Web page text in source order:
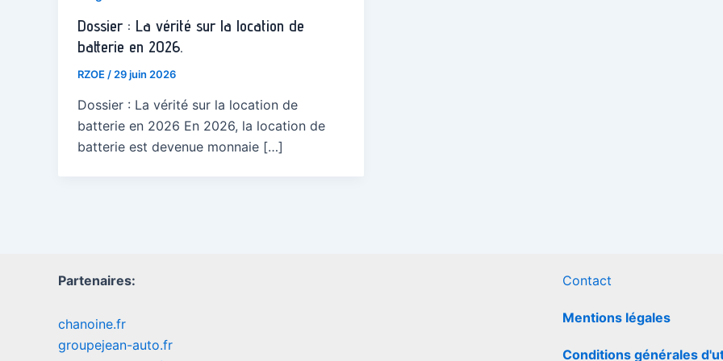
Dossier : La vérité sur la location de
batterie en 2026.
RZOE / 29 juin 2026
Dossier : La vérité sur la location de
batterie en 2026 En 2026, la location de
batterie est devenue monnaie […]
Partenaires:
chanoine.fr
groupejean-auto.fr
Contact
Mentions légales
Conditions générales